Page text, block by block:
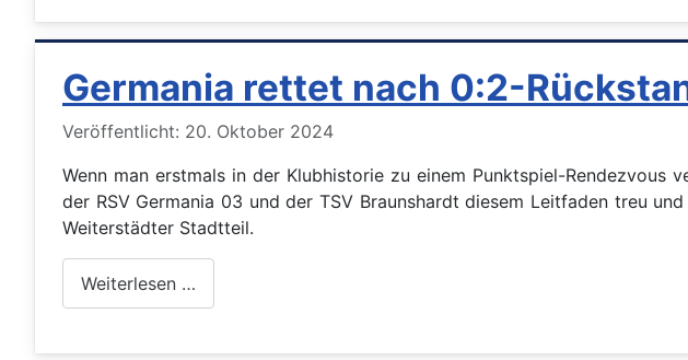
Germania rettet nach 0:2-
Details
Veröffentlicht: 20. Oktober 2024
Wenn man erstmals in der Klubhistorie zu einem Punktspiel-
der RSV Germania 03 und der TSV Braunshardt diesem Leitfaden treu
Weiterstädter Stadtteil.
Weiterlesen …